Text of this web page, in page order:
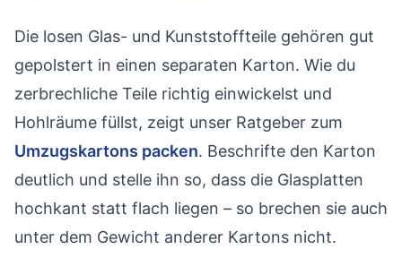
Die losen Glas- und Kunststoffteile gehören gut
gepolstert in einen separaten Karton. Wie du
zerbrechliche Teile richtig einwickelst und
Hohlräume füllst, zeigt unser Ratgeber zum
Umzugskartons packen. Beschrifte den Karton
deutlich und stelle ihn so, dass die Glasplatten
hochkant statt flach liegen – so brechen sie auch
unter dem Gewicht anderer Kartons nicht.